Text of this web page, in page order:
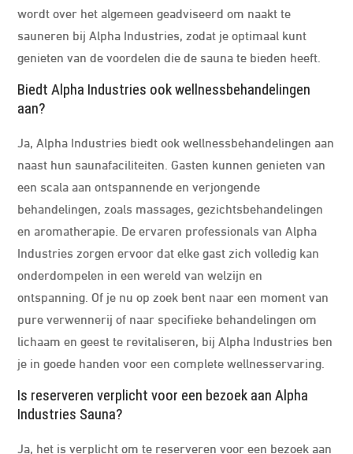
wordt over het algemeen geadviseerd om naakt te
sauneren bij Alpha Industries, zodat je optimaal kunt
genieten van de voordelen die de sauna te bieden heeft.
Biedt Alpha Industries ook wellnessbehandelingen
aan?
Ja, Alpha Industries biedt ook wellnessbehandelingen aan
naast hun saunafaciliteiten. Gasten kunnen genieten van
een scala aan ontspannende en verjongende
behandelingen, zoals massages, gezichtsbehandelingen
en aromatherapie. De ervaren professionals van Alpha
Industries zorgen ervoor dat elke gast zich volledig kan
onderdompelen in een wereld van welzijn en
ontspanning. Of je nu op zoek bent naar een moment van
pure verwennerij of naar specifieke behandelingen om
lichaam en geest te revitaliseren, bij Alpha Industries ben
je in goede handen voor een complete wellnesservaring.
Is reserveren verplicht voor een bezoek aan Alpha
Industries Sauna?
Ja, het is verplicht om te reserveren voor een bezoek aan